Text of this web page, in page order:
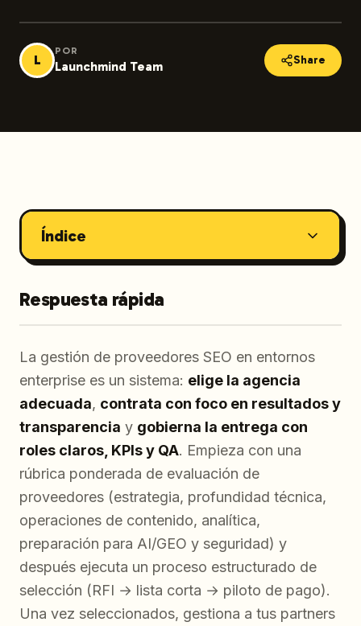
L
POR
Launchmind Team Share
Índice
Respuesta rápida
La gestión de proveedores SEO en entornos
enterprise es un sistema: elige la agencia
adecuada, contrata con foco en resultados y
transparencia y gobierna la entrega con
roles claros, KPIs y QA. Empieza con una
rúbrica ponderada de evaluación de
proveedores (estrategia, profundidad técnica,
operaciones de contenido, analítica,
preparación para AI/GEO y seguridad) y
después ejecuta un proceso estructurado de
selección (RFI → lista corta → piloto de pago).
Una vez seleccionados, gestiona a tus partners